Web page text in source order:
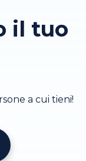
il tuo
a cui tieni!